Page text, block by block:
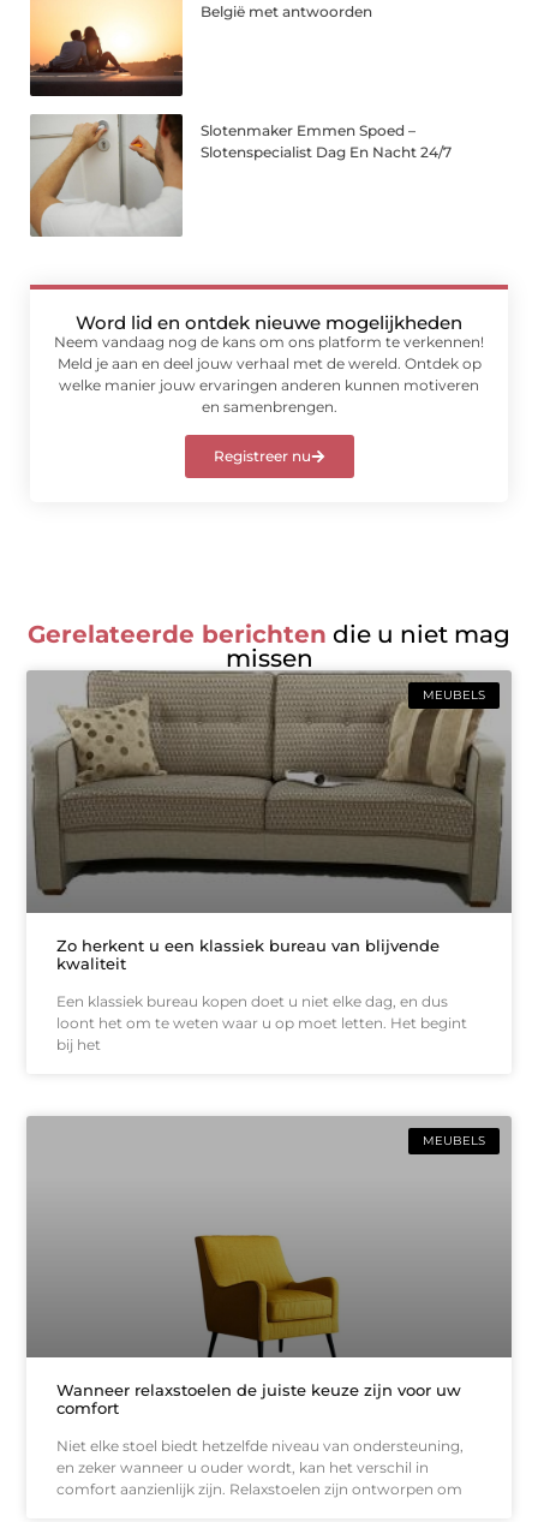
België met antwoorden
Slotenmaker Emmen Spoed –
Slotenspecialist Dag En Nacht 24/7
Word lid en ontdek nieuwe mogelijkheden
Neem vandaag nog de kans om ons platform te verkennen!
Meld je aan en deel jouw verhaal met de wereld. Ontdek op
welke manier jouw ervaringen anderen kunnen motiveren
en samenbrengen.
Registreer nu
Gerelateerde berichten die u niet mag
missen
MEUBELS
Zo herkent u een klassiek bureau van blijvende
kwaliteit
Een klassiek bureau kopen doet u niet elke dag, en dus
loont het om te weten waar u op moet letten. Het begint
bij het
MEUBELS
Wanneer relaxstoelen de juiste keuze zijn voor uw
comfort
Niet elke stoel biedt hetzelfde niveau van ondersteuning,
en zeker wanneer u ouder wordt, kan het verschil in
comfort aanzienlijk zijn. Relaxstoelen zijn ontworpen om